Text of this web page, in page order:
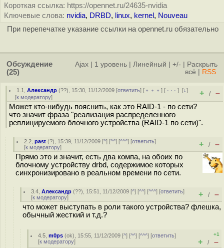
Короткая ссылка: https://opennet.ru/24635-nvidia
Ключевые слова: nvidia, DRBD, linux, kernel , Nouveau
При перепечатке указание ссылки на opennet.ru обязательно
Обсуждение
(25)
Ajax 1 уровень Линейный +/-
Раскрыть
всё
RSS
1.1 ,Александр (??), 15:30, 11/12/2009 [ответить] [ ﹢﹢﹢] [ · · ·][↓]
[к модератору] + / –
Может кто-нибудь пояснить, как это RAID-1 - по сети?
что значит фраза "реализация распределенного
реплицируемого блочного устройства (RAID-1 по сети)".
2.2 ,past (?), 15:39, 11/12/2009 [^] [^^] [^^^] [ответить]
[к модератору] + / –
Прямо это и значит, есть два компа, на обоих по
блочному устройству drbd, содержимое которых
синхронизировано в реальном времени по сети.
3.4 ,Александр (??), 15:51, 11/12/2009 [^] [^^] [^^^] [ответить]
[к модератору] + / –
что может выступать в роли такого устройства? флешка,
обычный жесткий и т.д.?
4.5 ,m0ps (ok), 15:55, 11/12/2009 [^] [^^] [^^^] [ответить]
[к модератору]
+1
+ / –